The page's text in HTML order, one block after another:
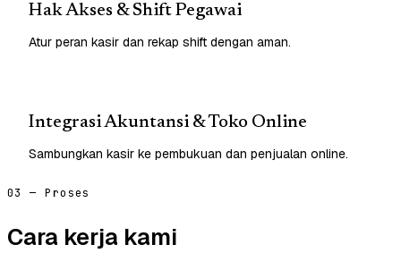
Hak Akses & Shift Pegawai
Atur peran kasir dan rekap shift dengan aman.
Integrasi Akuntansi & Toko Online
Sambungkan kasir ke pembukuan dan penjualan online.
03 — Proses
Cara kerja kami